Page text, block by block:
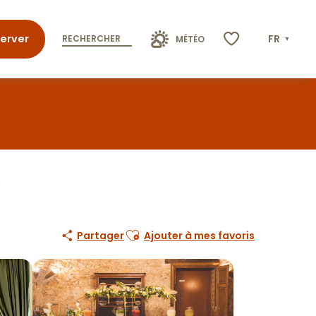
RECHERCHER MÉTÉO FR
PartagerAjouter aux favoris
Ajouter à mes favoris